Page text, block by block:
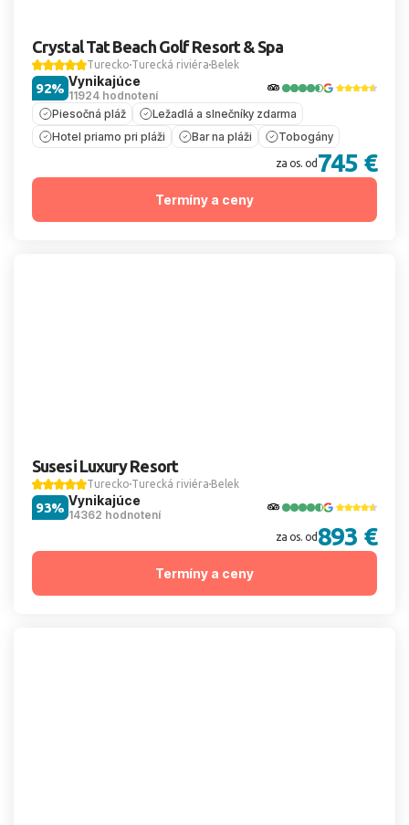
Crystal Tat Beach Golf Resort & Spa
Turecko Turecká riviéra Belek
Vynikajúce
11924 hodnotení
92%
Piesočná pláž
Ležadlá a slnečníky zdarma
Hotel priamo pri pláži
Bar na pláži Tobogány
za os. od 745 €
Termíny a ceny
Susesi Luxury Resort
Turecko Turecká riviéra Belek
Vynikajúce
14362 hodnotení
93%
za os. od 893 €
Termíny a ceny